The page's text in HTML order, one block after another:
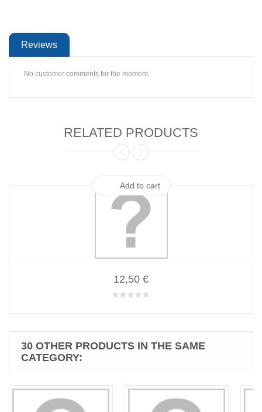
Reviews
No customer comments for the moment.
RELATED PRODUCTS
Add to cart
12,50 €
30 OTHER PRODUCTS IN THE SAME
CATEGORY: